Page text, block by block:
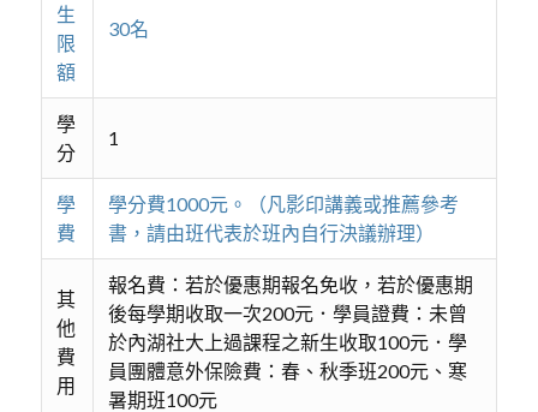
生
限
額
30名
學
分
1
學
費
學分費1000元。（凡影印講義或推薦參考
書，請由班代表於班內自行決議辦理）
其
他
費
用
報名費：若於優惠期報名免收，若於優惠期
後每學期收取一次200元．學員證費：未曾
於內湖社大上過課程之新生收取100元．學
員團體意外保險費：春、秋季班200元、寒
暑期班100元